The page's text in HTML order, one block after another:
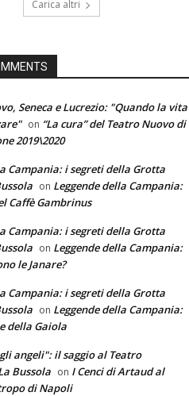
Carica altri
Seneca e Lucrezio: "Quando la vita
on “La cura” del Teatro Nuovo di
2019\2020
Campania: i segreti della Grotta
on Leggende della Campania:
Caffè Gambrinus
Campania: i segreti della Grotta
on Leggende della Campania:
le Janare?
Campania: i segreti della Grotta
on Leggende della Campania:
della Gaiola
angeli": il saggio al Teatro
Bussola on I Cenci di Artaud al
di Napoli